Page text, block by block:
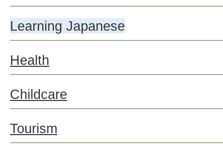
Learning Japanese
Health
Childcare
Tourism